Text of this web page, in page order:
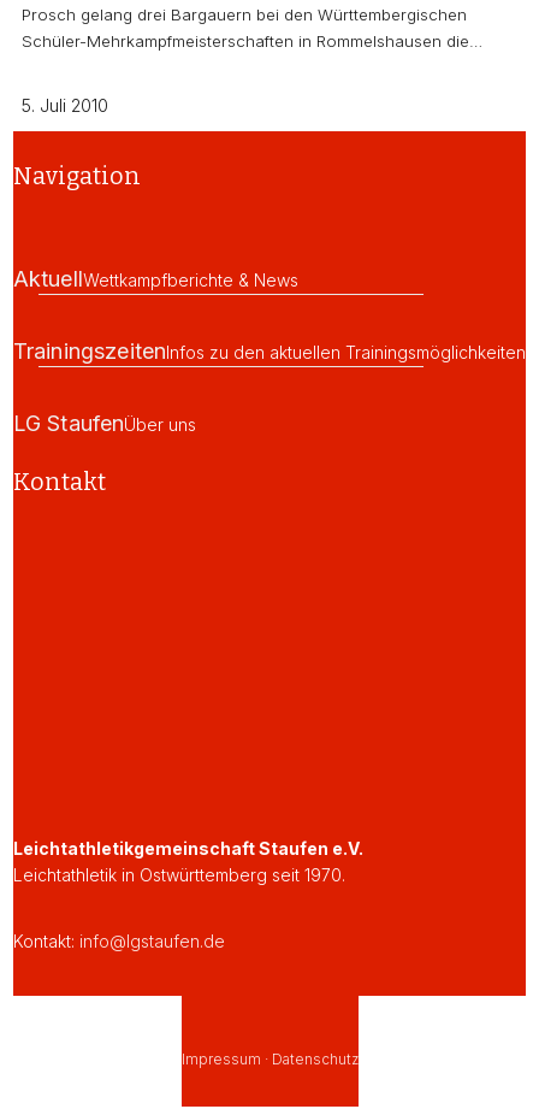
Prosch gelang drei Bargauern bei den Württembergischen
Schüler-Mehrkampfmeisterschaften in Rommelshausen die…
5. Juli 2010
Navigation
AktuellWettkampfberichte & News
TrainingszeitenInfos zu den aktuellen Trainingsmöglichkeiten
LG StaufenÜber uns
Kontakt
Leichtathletikgemeinschaft Staufen e.V.
Leichtathletik in Ostwürttemberg seit 1970.
Kontakt: info@lgstaufen.de
Impressum · Datenschutz